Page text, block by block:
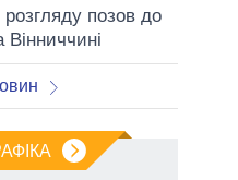
позов до